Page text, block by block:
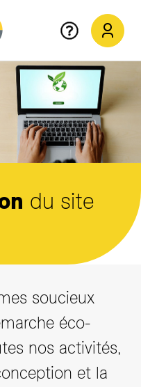
du site
soucieux
éco-
nos activités,
et la